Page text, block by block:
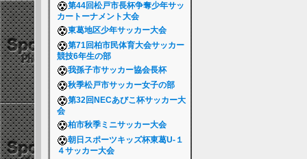
第44回松戸市長杯争奪少年サッ
カートーナメント大会
東葛地区少年サッカー大会
第71回柏市民体育大会サッカー
競技6年生の部
我孫子市サッカー協会長杯
秋季松戸市サッカー女子の部
第32回NECあびこ杯サッカー大
会
柏市秋季ミニサッカー大会
朝日スポーツキッズ杯東葛U-１
４サッカー大会